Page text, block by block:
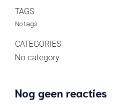
TAGS
No tags
CATEGORIES
No category
Nog geen reacties